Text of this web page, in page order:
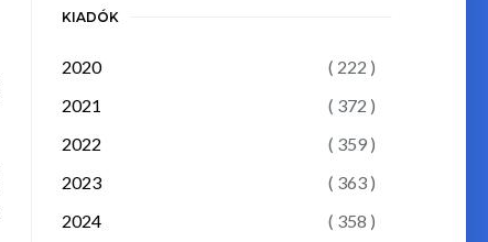
KIADÓK
2020
( 222 )
2021
( 372 )
2022
( 359 )
2023
( 363 )
2024
( 358 )